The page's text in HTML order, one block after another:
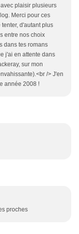
plaisir plusieurs
Merci pour ces
d'autant plus
entre nos choix
dans tes romans
j'ai en attente dans
sur mon
/> J'en
année 2008 !
proches